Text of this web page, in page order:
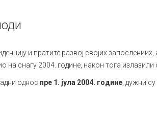
и пратите развој својих
на снагу 2004. године, након тога
однос пре 1. јула 2004. године , дужни